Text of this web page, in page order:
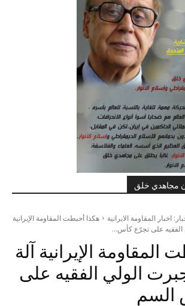
مجاهدي خلق
اخبار المقاومة الايرانية
هکذا أحبطت المقاومة الإيرانية
الفقيه على تجرّع كأس...
المقاومة الإيرانية آلة
الولي الفقيه على
السم